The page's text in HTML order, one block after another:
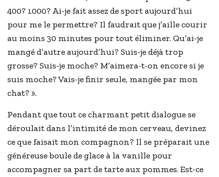
400? 1000? Ai-je fait assez de sport aujourd’hui
pour me le permettre? Il faudrait que j’aille courir
au moins 30 minutes pour tout éliminer. Qu’ai-je
mangé d’autre aujourd’hui? Suis-je déjà trop
grosse? Suis-je moche? M’aimera-t-on encore si je
suis moche? Vais-je finir seule, mangée par mon
chat? ».
Pendant que tout ce charmant petit dialogue se
déroulait dans l’intimité de mon cerveau, devinez
ce que faisait mon compagnon? Il se préparait une
généreuse boule de glace à la vanille pour
accompagner sa part de tarte aux pommes. Est-ce